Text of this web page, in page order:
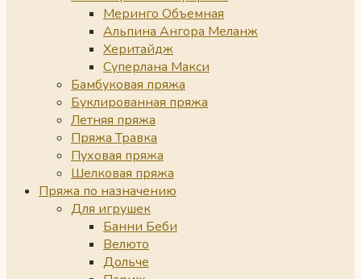
Меринго Объемная
Альпина Ангора Меланж
Херитайдж
Суперлана Макси
Бамбуковая пряжа
Буклированная пряжа
Летняя пряжа
Пряжа Травка
Пуховая пряжа
Шелковая пряжа
Пряжа по назначению
Для игрушек
Банни Беби
Велюто
Дольче